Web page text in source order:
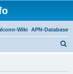
APN-Database
Wiki